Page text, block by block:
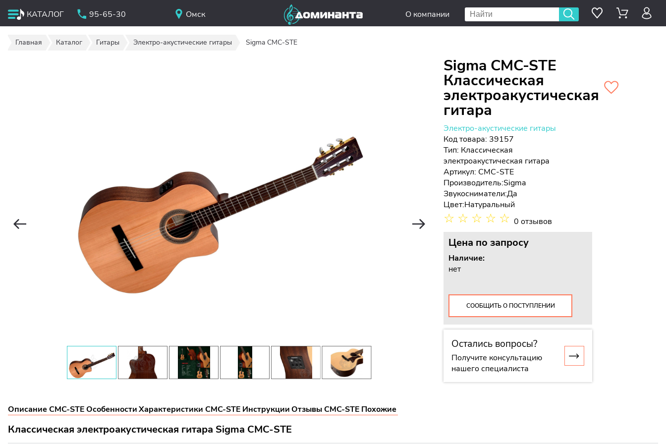
КАТАЛОГ 95-65-30 Омск О компании
Главная Каталог Гитары Электро-акустические гитары Sigma CMC-STE
Sigma CMC-STE
Классическая
электроакустическая
гитара
Электро-акустические гитары
Код товара: 39157
Тип: Классическая
электроакустическая гитара
Артикул: CMC-STE
Производитель:Sigma
Звукосниматели:Да
Цвет:Натуральный
☆ ☆ ☆ ☆ ☆ 0 отзывов
Цена по запросу
Наличие:
нет
СООБЩИТЬ О ПОСТУПЛЕНИИ
Остались вопросы?
Получите консультацию
нашего специалиста
Описание CMC-STEОсобенностиХарактеристики CMC-STE ИнструкцииОтзывы CMC-STE Похожие
Классическая электроакустическая гитара Sigma CMC-STE